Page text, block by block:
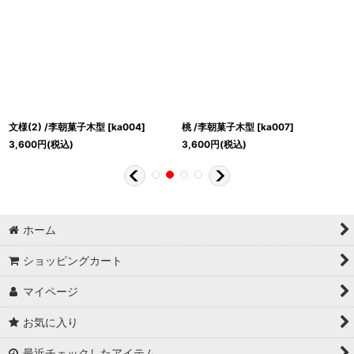
文様(2) /李朝菓子木型 [ka004]
3,600円(税込)
桃 /李朝菓子木型 [ka007]
3,600円(税込)
ホーム
ショッピングカート
マイページ
お気に入り